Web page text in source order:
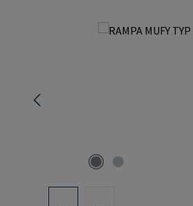
Pomiń galerię zdjęć